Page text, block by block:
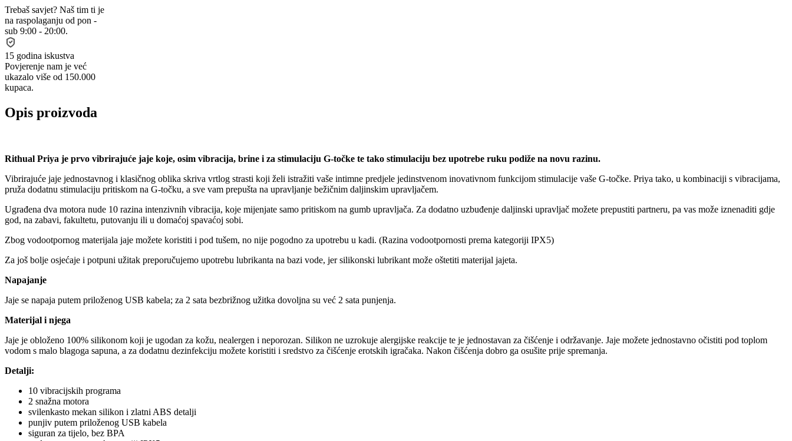
Trebaš savjet? Naš tim ti je
na raspolaganju od pon -
sub 9:00 - 20:00.
15 godina iskustva
Povjerenje nam je već
ukazalo više od 150.000
kupaca.
Opis proizvoda
Rithual Priya je prvo vibrirajuće jaje koje, osim vibracija, brine i za stimulaciju G-točke te tako stimulaciju bez upotrebe ruku podiže na novu razinu.
Vibrirajuće jaje jednostavnog i klasičnog oblika skriva vrtlog strasti koji želi istražiti vaše intimne predjele jedinstvenom inovativnom funkcijom stimulacije vaše G-točke. Priya tako, u kombinaciji s vibracijama,
pruža dodatnu stimulaciju pritiskom na G-točku, a sve vam prepušta na upravljanje bežičnim daljinskim upravljačem.
Ugrađena dva motora nude 10 razina intenzivnih vibracija, koje mijenjate samo pritiskom na gumb upravljača. Za dodatno uzbuđenje daljinski upravljač možete prepustiti partneru, pa vas može iznenaditi gdje
god, na zabavi, fakultetu, putovanju ili u domaćoj spavaćoj sobi.
Zbog vodootpornog materijala jaje možete koristiti i pod tušem, no nije pogodno za upotrebu u kadi. (Razina vodootpornosti prema kategoriji IPX5)
Za još bolje osjećaje i potpuni užitak preporučujemo upotrebu lubrikanta na bazi vode, jer silikonski lubrikant može oštetiti materijal jajeta.
Napajanje
Jaje se napaja putem priloženog USB kabela; za 2 sata bezbrižnog užitka dovoljna su već 2 sata punjenja.
Materijal i njega
Jaje je obloženo 100% silikonom koji je ugodan za kožu, nealergen i neporozan. Silikon ne uzrokuje alergijske reakcije te je jednostavan za čišćenje i održavanje. Jaje možete jednostavno očistiti pod toplom
vodom s malo blagoga sapuna, a za dodatnu dezinfekciju možete koristiti i sredstvo za čišćenje erotskih igračaka. Nakon čišćenja dobro ga osušite prije spremanja.
Detalji:
10 vibracijskih programa
2 snažna motora
svilenkasto mekan silikon i zlatni ABS detalji
punjiv putem priloženog USB kabela
siguran za tijelo, bez BPA